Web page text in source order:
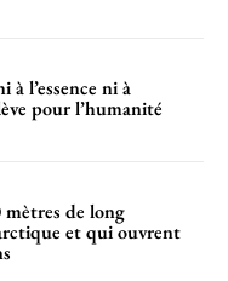
l’essence ni à
pour l’humanité
mètres de long
et qui ouvrent